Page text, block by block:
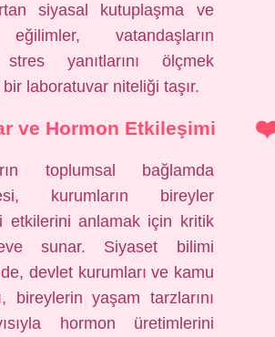
siyasal kutuplaşma ve
vatandaşların
yanıtlarını ölçmek
bir laboratuvar niteliği taşır.
ve Hormon Etkileşimi
toplumsal bağlamda
kurumların bireyler
etkilerini anlamak için kritik
sunar. Siyaset bilimi
devlet kurumları ve kamu
bireylerin yaşam tarzlarını
hormon üretimlerini